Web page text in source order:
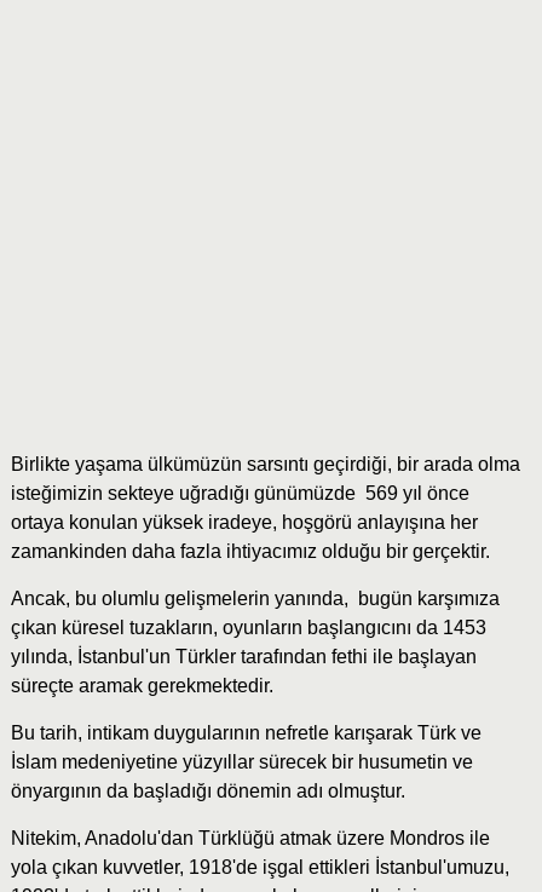
Birlikte yaşama ülkümüzün sarsıntı geçirdiği, bir arada olma
isteğimizin sekteye uğradığı günümüzde 569 yıl önce
ortaya konulan yüksek iradeye, hoşgörü anlayışına her
zamankinden daha fazla ihtiyacımız olduğu bir gerçektir.
Ancak, bu olumlu gelişmelerin yanında, bugün karşımıza
çıkan küresel tuzakların, oyunların başlangıcını da 1453
yılında, İstanbul'un Türkler tarafından fethi ile başlayan
süreçte aramak gerekmektedir.
Bu tarih, intikam duygularının nefretle karışarak Türk ve
İslam medeniyetine yüzyıllar sürecek bir husumetin ve
önyargının da başladığı dönemin adı olmuştur.
Nitekim, Anadolu'dan Türklüğü atmak üzere Mondros ile
yola çıkan kuvvetler, 1918'de işgal ettikleri İstanbul'umuzu,